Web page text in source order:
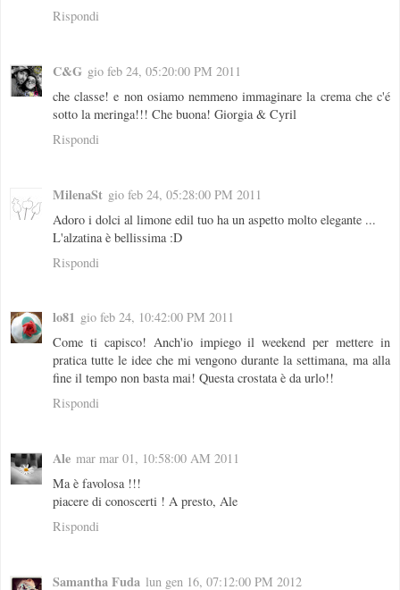
Rispondi
C&G gio feb 24, 05:20:00 PM 2011
che classe! e non osiamo nemmeno immaginare la crema che c'é
sotto la meringa!!! Che buona! Giorgia & Cyril
Rispondi
MilenaSt gio feb 24, 05:28:00 PM 2011
Adoro i dolci al limone edil tuo ha un aspetto molto elegante ...
L'alzatina è bellissima :D
Rispondi
lo81 gio feb 24, 10:42:00 PM 2011
Come ti capisco! Anch'io impiego il weekend per mettere in
pratica tutte le idee che mi vengono durante la settimana, ma alla
fine il tempo non basta mai! Questa crostata è da urlo!!
Rispondi
Ale mar mar 01, 10:58:00 AM 2011
Ma è favolosa !!!
piacere di conoscerti ! A presto, Ale
Rispondi
Samantha Fuda lun gen 16, 07:12:00 PM 2012